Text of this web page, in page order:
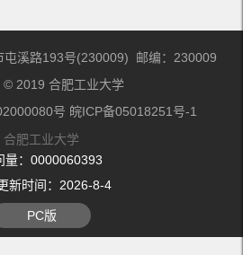
屯溪路193号(230009) 邮编：230009
© 2019 合肥工业大学
号 皖ICP备05018251号-1
合肥工业大学
： 0000060393
新时间： 2026-8-4
PC版